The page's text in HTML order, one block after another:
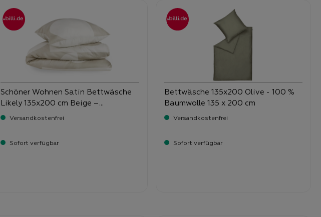
Schöner Wohnen Satin Bettwäsche
Likely 135x200 cm Beige –
Baumwolle, grafisch & 2-tlg. mit
Versandkostenfrei
Sofort verfügbar
Bettwäsche 135x200 Olive - 100 %
Baumwolle 135 x 200 cm
Versandkostenfrei
Sofort verfügbar